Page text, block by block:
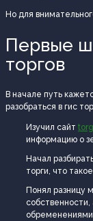
Но для
Первые
торгов
В начале путь
разобраться в гис
Изучил сайт
информацию о
Начал
торги, что
Понял разницу